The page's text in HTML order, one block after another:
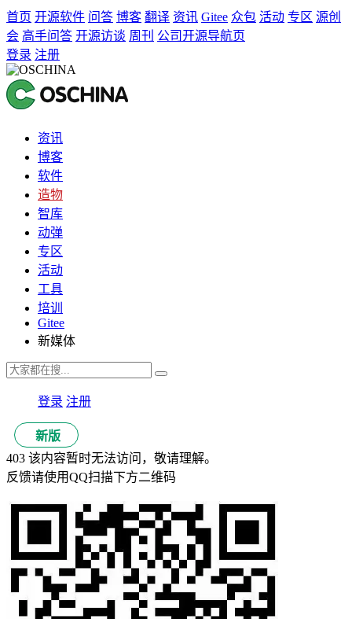
首页 开源软件 问答 博客 翻译 资讯 Gitee 众包 活动 专区 源创
会 高手问答 开源访谈 周刊 公司开源导航页
登录 注册
资讯
博客
软件
造物
智库
动弹
专区
活动
工具
培训
Gitee
新媒体
登录 注册
新版
403 该内容暂时无法访问，敬请理解。
反馈请使用QQ扫描下方二维码